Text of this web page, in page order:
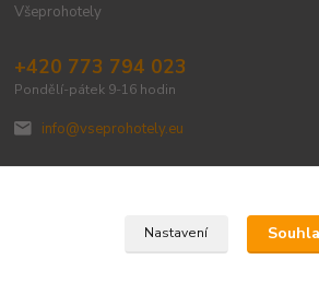
Všeprohotely
+420 773 794 023
Pondělí-pátek 9-16 hodin
info@vseprohotely.eu
Upravit sběr cookies.
Nastavení